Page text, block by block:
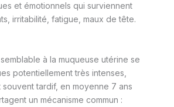
et émotionnels qui surviennent
irritabilité, fatigue, maux de tête.
à la muqueuse utérine se
potentiellement très intenses,
tardif, en moyenne 7 ans
un mécanisme commun :